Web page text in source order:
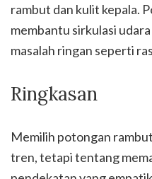
rambut dan kulit kepala.
membantu sirkulasi
masalah ringan seperti
Ringkasan
Memilih potongan
tren, tetapi tentang